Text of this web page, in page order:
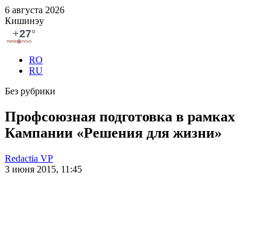
6 августа 2026
Кишинэу
RO
RU
Без рубрики
Профсоюзная подготовка в рамках
Кампании «Решения для жизни»
Redactia VP
3 июня 2015, 11:45